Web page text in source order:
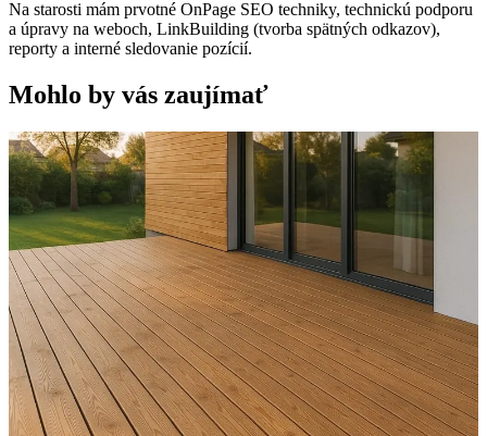
Na starosti mám prvotné OnPage SEO techniky, technickú podporu
a úpravy na weboch, LinkBuilding (tvorba spätných odkazov),
reporty a interné sledovanie pozícií.
Mohlo by vás zaujímať